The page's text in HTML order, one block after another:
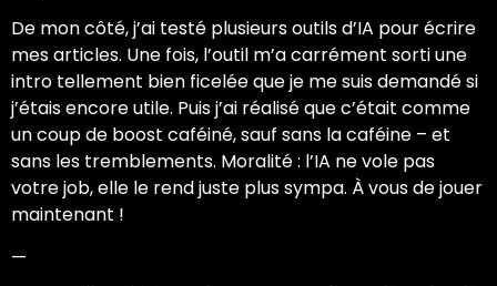
De mon côté, j’ai testé plusieurs outils d’IA pour écrire
mes articles. Une fois, l’outil m’a carrément sorti une
intro tellement bien ficelée que je me suis demandé si
j’étais encore utile. Puis j’ai réalisé que c’était comme
un coup de boost caféiné, sauf sans la caféine – et
sans les tremblements. Moralité : l’IA ne vole pas
votre job, elle le rend juste plus sympa. À vous de jouer
maintenant !
—